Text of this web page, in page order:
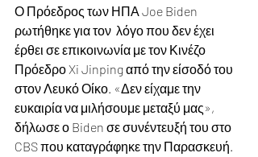
Ο Πρόεδρος των ΗΠΑ Joe Biden
ρωτήθηκε για τον  λόγο που δεν έχει
έρθει σε επικοινωνία με τον Κινέζο
Πρόεδρο Xi Jinping από την είσοδό του
στον Λευκό Οίκο. «Δεν είχαμε την
ευκαιρία να μιλήσουμε μεταξύ μας»,
δήλωσε ο Biden σε συνέντευξή του στο
CBS που καταγράφηκε την Παρασκευή.